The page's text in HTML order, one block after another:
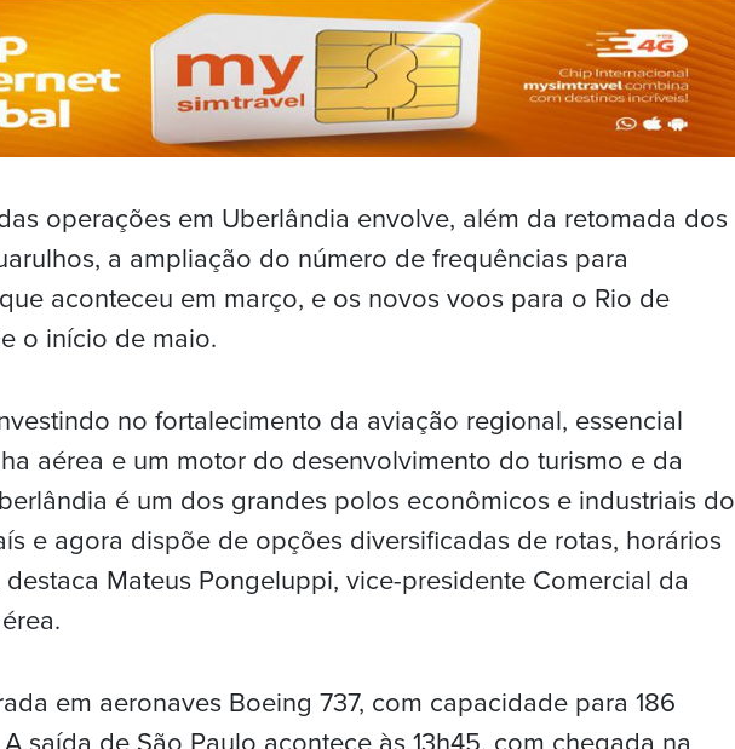
operações em Uberlândia envolve, além da retomada dos
a ampliação do número de frequências para
aconteceu em março, e os novos voos para o Rio de
o início de maio.
no fortalecimento da aviação regional, essencial
aérea e um motor do desenvolvimento do turismo e da
é um dos grandes polos econômicos e industriais do
e agora dispõe de opções diversificadas de rotas, horários
destaca Mateus Pongeluppi, vice-presidente Comercial da
em aeronaves Boeing 737, com capacidade para 186